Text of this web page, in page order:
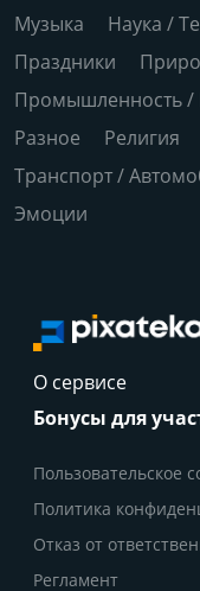
Музыка
Наука /
Праздники
Промышленность /
Разное
Религия
Транспорт /
Эмоции
О сервисе
Бонусы для
Пользовательское
Политика
Отказ от
Регламент